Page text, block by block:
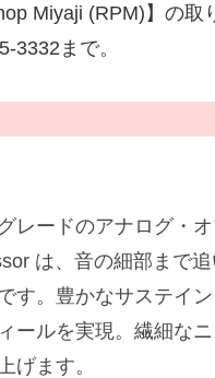
Miyaji (RPM)】の取
3332まで。
レードのアナログ・
は、音の細部まで
す。豊かなサステイ
ールを実現。繊細な
げます。